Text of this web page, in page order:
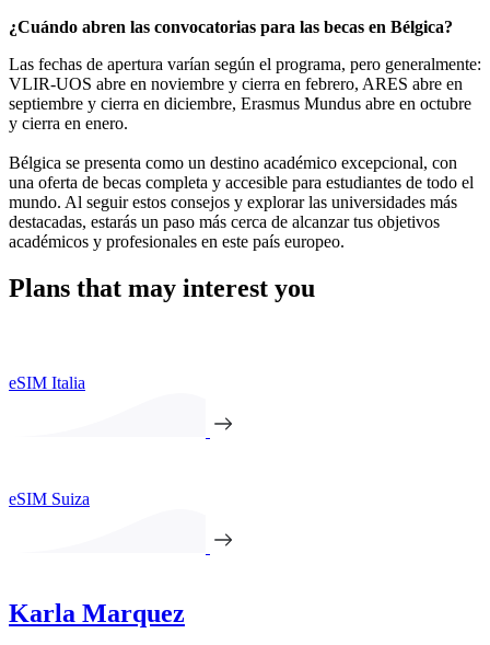
¿Cuándo abren las convocatorias para las becas en Bélgica?
Las fechas de apertura varían según el programa, pero generalmente:
VLIR-UOS abre en noviembre y cierra en febrero, ARES abre en
septiembre y cierra en diciembre, Erasmus Mundus abre en octubre
y cierra en enero.
Bélgica se presenta como un destino académico excepcional, con
una oferta de becas completa y accesible para estudiantes de todo el
mundo. Al seguir estos consejos y explorar las universidades más
destacadas, estarás un paso más cerca de alcanzar tus objetivos
académicos y profesionales en este país europeo.
Plans that may interest you
eSIM Italia
eSIM Suiza
Karla Marquez